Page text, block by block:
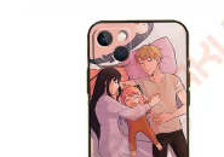
a
plusieurs
variations.
Les
options
peuvent